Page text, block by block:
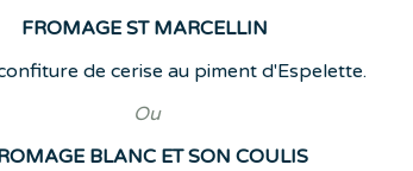
FROMAGE ST MARCELLIN
de cerise au piment d'Espelette.
Ou
BLANC ET SON COULIS